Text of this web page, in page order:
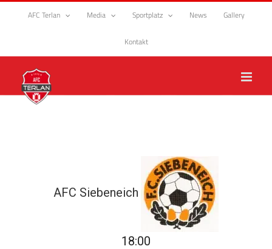
Zum
AFC Terlan Media Sportplatz News Gallery
Kontakt
AFC Siebeneich
18:00